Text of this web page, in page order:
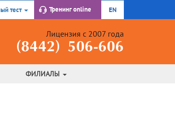
тест Тренингonline EN
Лицензия с 2007 года
(8442) 506-606
ФИЛИАЛЫ